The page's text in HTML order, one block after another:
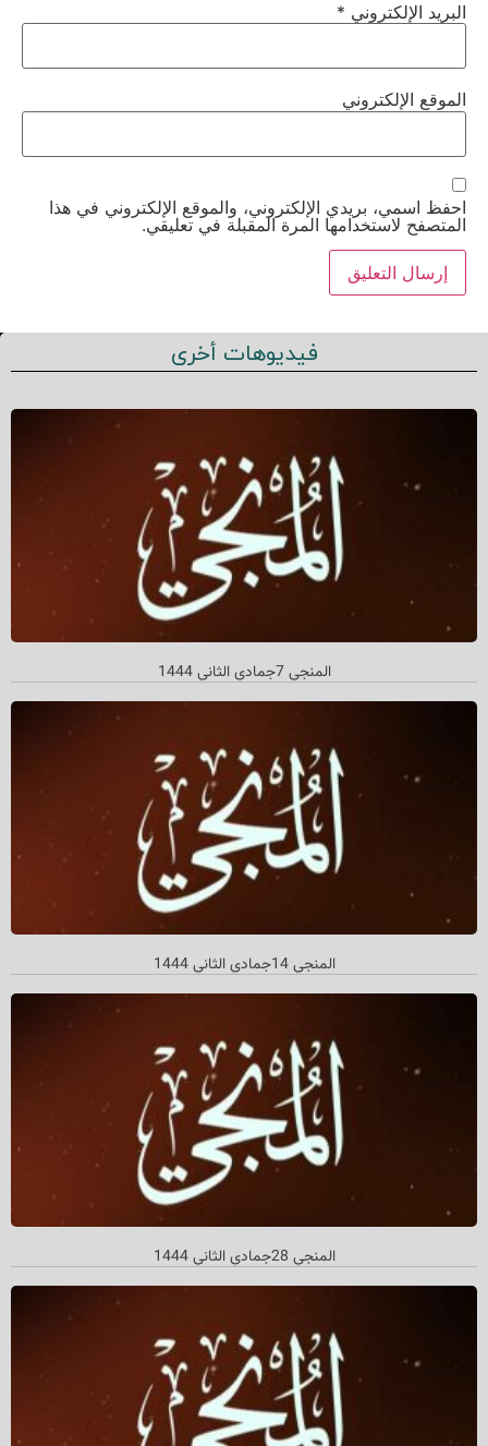
البريد الإلكتروني *
الموقع الإلكتروني
احفظ اسمي، بريدي الإلكتروني، والموقع الإلكتروني في هذا
المتصفح لاستخدامها المرة المقبلة في تعليقي.
فيديوهات أخرى
المنجي 7جمادي الثاني 1444
المنجي 14جمادي الثاني 1444
المنجي 28جمادي الثاني 1444